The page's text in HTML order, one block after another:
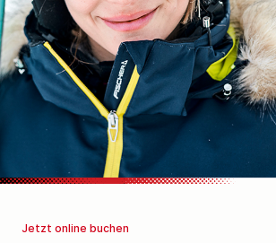
Jetzt online buchen